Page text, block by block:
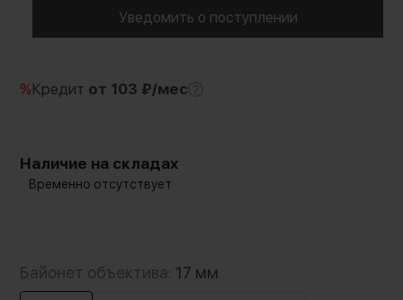
Уведомить о поступлении
%Кредит от 103 ₽/мес
Наличие на складах
Временно отсутствует
Байонет объектива: 17 мм